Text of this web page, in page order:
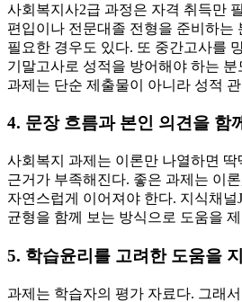
사회복지사2급 과정은 자격 취득만
편입이나 전문대졸 전형을 준비하는
필요한 경우도 있다. 또 중간고사를
기말고사로 성적을 방어해야 하는 분
과제는 단순 제출물이 아니라 성적
4. 문장 흐름과 본인 의견을 함
사회복지 과제는 이론만 나열하면 딱
근거가 부족해진다. 좋은 과제는 이
자연스럽게 이어져야 한다. 지식채널
균형을 함께 보는 방식으로 도움을
5. 학습윤리를 고려한 도움을
과제는 학습자의 평가 자료다. 그래